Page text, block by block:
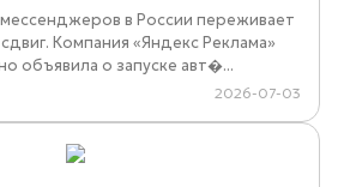
в России переживает
Компания «Яндекс Реклама»
объявила о запуске авт�...
2026-07-03